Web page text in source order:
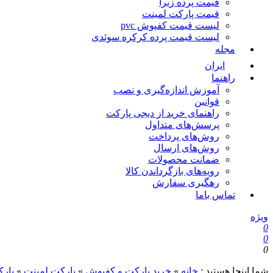
قیمت پرده زبرا
قیمت پارکت لمینت
لیست قیمت کفپوش pvc
لیست قیمت پرده کرکره سوئدی
مجله
ایران
راهنما
آموزش اندازه‌گیری و نصب
قوانین
راهنمای خرید از دیجی پارکت
پرسش‌های متداول
روش‌های پرداخت
روش‌های ارسال
ضمانت محصولات
رویه‌های بازگرداندن کالا
رهگیری سفارش
تماس باما
ویژه
0
0
0
شما اینجا هستید : خانه » خرید پارکت و کفپوش » پارکت لمینت »